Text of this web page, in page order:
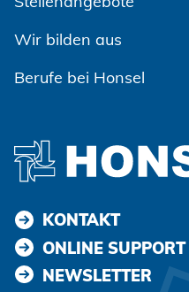
Wir bilden aus
Berufe bei Honsel
KONTAKT
ONLINE SUPPORT
NEWSLETTER